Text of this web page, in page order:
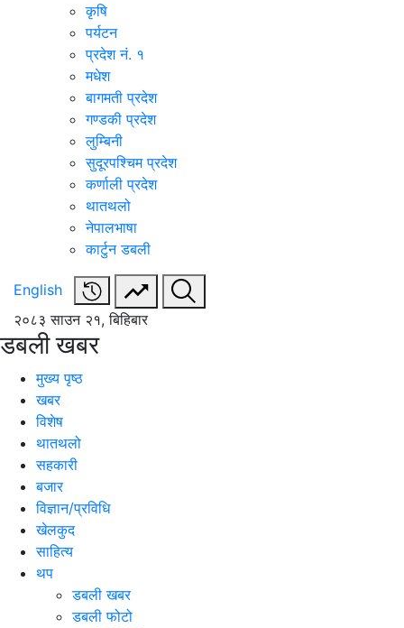
कृषि
पर्यटन
प्रदेश नं. १
मधेश
बागमती प्रदेश
गण्डकी प्रदेश
लुम्बिनी
सुदूरपश्चिम प्रदेश
कर्णाली प्रदेश
थातथलो
नेपालभाषा
कार्टुन डबली
English
२०८३ साउन २१, बिहिबार
डबली खबर
मुख्य पृष्ठ
खबर
विशेष
थातथलो
सहकारी
बजार
विज्ञान/प्रविधि
खेलकुद
साहित्य
थप
डबली खबर
डबली फोटो